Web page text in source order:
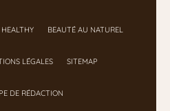
HEALTHY BEAUTÉ AU NATUREL
LÉGALES SITEMAP
DE RÉDACTION